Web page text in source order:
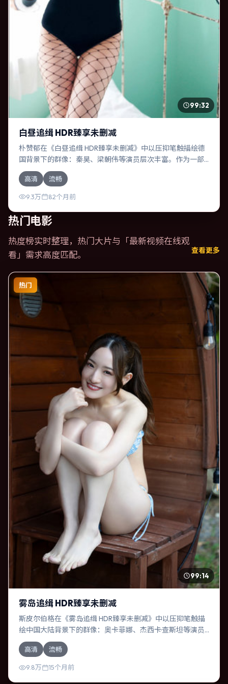
99:32
白昼追缉 HDR臻享未删减
朴赞郁在《白昼追缉 HDR臻享未删减》中以压抑笔触描绘德
国背景下的群像：秦昊、梁朝伟等演员层次丰富。作为一部
传记作品，故事从日常裂缝切入，逐步推向不可逆转的结
局；视听语言统一，情感落点克制有力。
高清 流畅
9.3万 82个月前
热门电影
热度榜实时整理，热门大片与「最新视频在线观
看 」需求高度匹配。 查看更多
热门
99:14
雾岛追缉 HDR臻享未删减
斯皮尔伯格在《雾岛追缉 HDR臻享未删减》中以压抑笔触描
绘中国大陆背景下的群像：奥卡菲娜、杰西卡·查斯坦等演员
层次丰富。作为一部科幻作品，故事从日常裂缝切入，逐步
推向不可逆转的结局；视听语言统一，情感落点克制有力。
高清 流畅
9.8万 15个月前